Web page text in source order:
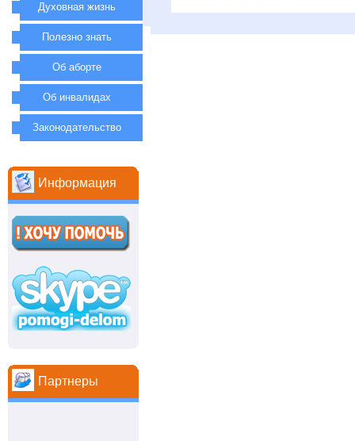
Духовная жизнь
Полезно знать
Об аборте
Об инвалидах
Законодательство
Информация
Партнеры